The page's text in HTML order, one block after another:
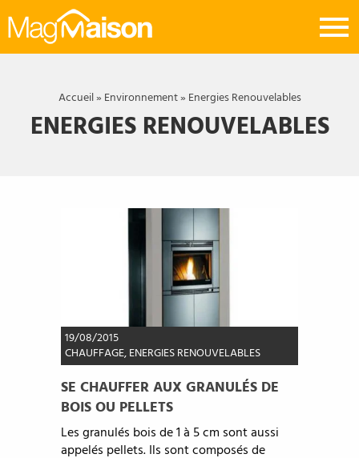
Mag
Maison
Accueil» Environnement» Energies Renouvelables
ENERGIES RENOUVELABLES
19/08/2015
CHAUFFAGE,ENERGIES RENOUVELABLES
SE CHAUFFER AUX GRANULÉS DE
BOIS OU PELLETS
Les granulés bois de 1 à 5 cm sont aussi
appelés pellets. Ils sont composés de